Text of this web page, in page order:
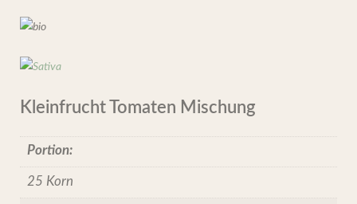
Kleinfrucht Tomaten Mischung
Portion:
25 Korn